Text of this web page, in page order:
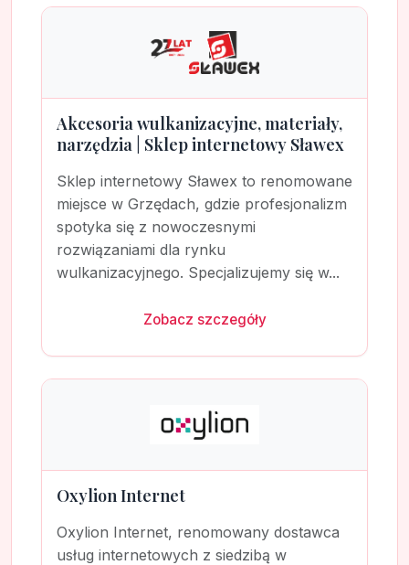
Akcesoria wulkanizacyjne, materiały,
narzędzia | Sklep internetowy Sławex
Sklep internetowy Sławex to renomowane
miejsce w Grzędach, gdzie profesjonalizm
spotyka się z nowoczesnymi
rozwiązaniami dla rynku
wulkanizacyjnego. Specjalizujemy się w...
Zobacz szczegóły
Oxylion Internet
Oxylion Internet, renomowany dostawca
usług internetowych z siedzibą w